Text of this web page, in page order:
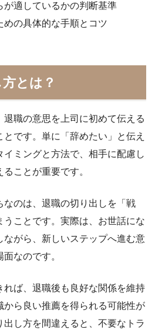
が適しているかの判断基準
めの具体的な手順とコツ
とは？
職の意思を上司に初めて伝える
です。単に「辞めたい」と伝え
イミングと方法で、相手に配慮し
ことが重要です。
なのは、退職の切り出しを「戦
うことです。実際は、お世話にな
ながら、新しいステップへ進む意
なのです。
れば、退職後も良好な関係を維持
から良い推薦を得られる可能性が
し方を間違えると、不要なトラ